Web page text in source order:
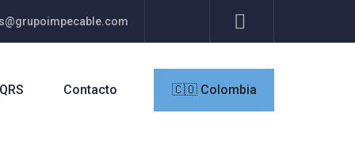
Contacto 🇨🇴 Colombia